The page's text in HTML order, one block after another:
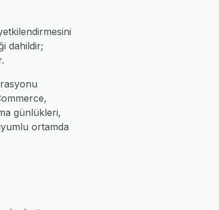
dahildir;
günlükleri,
ortamda